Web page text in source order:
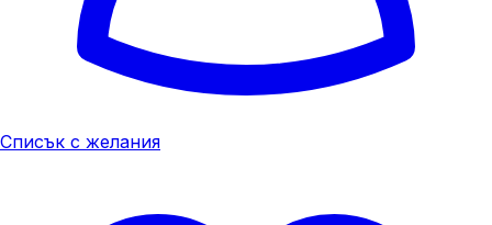
Списък с желания